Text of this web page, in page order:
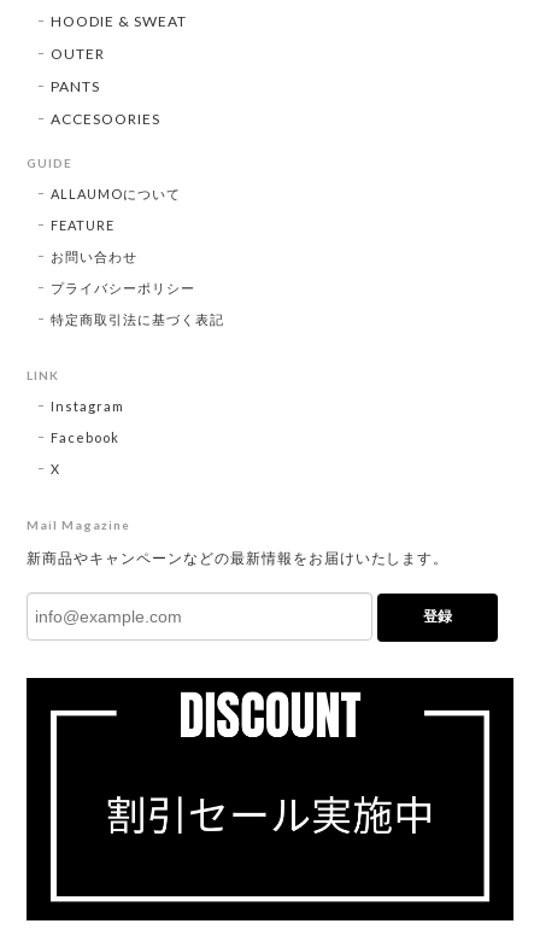
HOODIE & SWEAT
OUTER
PANTS
ACCESOORIES
GUIDE
ALLAUMOについて
FEATURE
お問い合わせ
プライバシーポリシー
特定商取引法に基づく表記
LINK
Instagram
Facebook
X
Mail Magazine
新商品やキャンペーンなどの最新情報をお届けいたします。
登録